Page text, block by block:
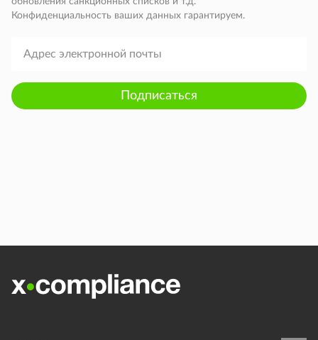
Конфиденциальность ваших данных гарантируем.
Подписаться